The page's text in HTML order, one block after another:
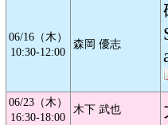
06/16（木）
10:30-12:00
森岡 優志
06/23（木）
16:30-18:00
木下 武也